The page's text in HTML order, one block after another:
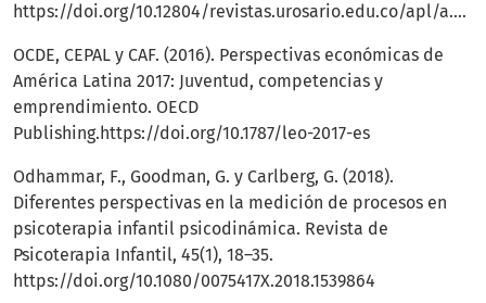
https://doi.org/10.12804/revistas.urosario.edu.co/apl/a.9224
OCDE, CEPAL y CAF. (2016). Perspectivas económicas de
América Latina 2017: Juventud, competencias y
emprendimiento. OECD
Publishing. https://doi.org/10.1787/leo-2017-es
Odhammar, F., Goodman, G. y Carlberg, G. (2018).
Diferentes perspectivas en la medición de procesos en
psicoterapia infantil psicodinámica. Revista de
Psicoterapia Infantil, 45(1), 18–35.
https://doi.org/10.1080/0075417X.2018.1539864